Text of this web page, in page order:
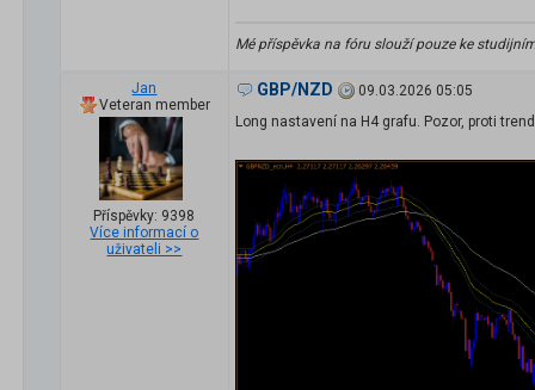
Mé příspěvka na fóru slouží pouze ke
Jan
Veteran member
Příspěvky: 9398
Více informací o
uživateli >>
GBP/NZD
09.03.2026 05:05
Long nastavení na H4 grafu. Pozor, proti